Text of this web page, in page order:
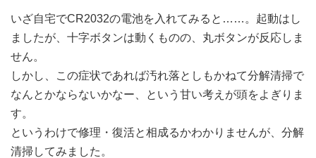
いざ自宅でCR2032の電池を入れてみると……。起動はし
ましたが、十字ボタンは動くものの、丸ボタンが反応しま
せん。
しかし、この症状であれば汚れ落としもかねて分解清掃で
なんとかならないかなー、という甘い考えが頭をよぎりま
す。
というわけで修理・復活と相成るかわかりませんが、分解
清掃してみました。